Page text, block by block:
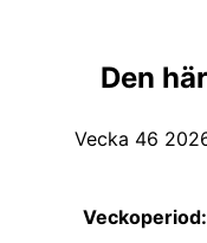
Den
Vecka 46
Veckoperiod: